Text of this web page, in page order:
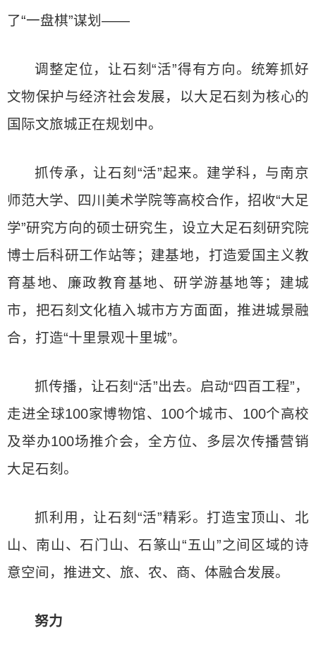
了“一盘棋”谋划——
调整定位，让石刻“活”得有方向。统筹抓好
文物保护与经济社会发展，以大足石刻为核心的
国际文旅城正在规划中。
抓传承，让石刻“活”起来。建学科，与南京
师范大学、四川美术学院等高校合作，招收“大足
学”研究方向的硕士研究生，设立大足石刻研究院
博士后科研工作站等；建基地，打造爱国主义教
育基地、廉政教育基地、研学游基地等；建城
市，把石刻文化植入城市方方面面，推进城景融
合，打造“十里景观十里城”。
抓传播，让石刻“活”出去。启动“四百工程”，
走进全球100家博物馆、100个城市、100个高校
及举办100场推介会，全方位、多层次传播营销
大足石刻。
抓利用，让石刻“活”精彩。打造宝顶山、北
山、南山、石门山、石篆山“五山”之间区域的诗
意空间，推进文、旅、农、商、体融合发展。
努力